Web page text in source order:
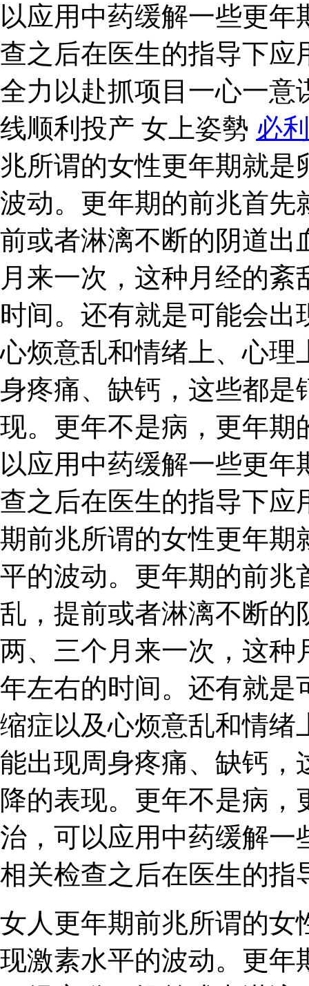
以应用中药缓解一些更
查之后在医生的指导下
全力以赴抓项目一心一意
线顺利投产 女上姿勢 必
兆所谓的女性更年期就是
波动。更年期的前兆首先
前或者淋漓不断的阴道出
月来一次，这种月经的
时间。还有就是可能会
心烦意乱和情绪上、心理
身疼痛、缺钙，这些都是
现。更年不是病，更年期
以应用中药缓解一些更
查之后在医生的指导下应
期前兆所谓的女性更年期
平的波动。更年期的前兆
乱，提前或者淋漓不断的
两、三个月来一次，这种
年左右的时间。还有就是
缩症以及心烦意乱和情绪
能出现周身疼痛、缺钙，
降的表现。更年不是病
治，可以应用中药缓解一
相关检查之后在医生的指
女人更年期前兆所谓的女
现激素水平的波动。更年